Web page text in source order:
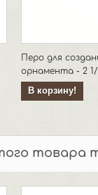
Перо для
орнамента - 2 1/
В корзину!
товара